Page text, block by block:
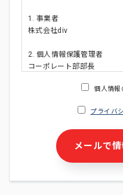
1. 事業者
株式会社div
2. 個人情報保護管理者
コーポレート部部長
・ご請求された資料の送付
・本サービス及び本サービ
サービス又は商品等の広告
個人情報
プライバ
メールで